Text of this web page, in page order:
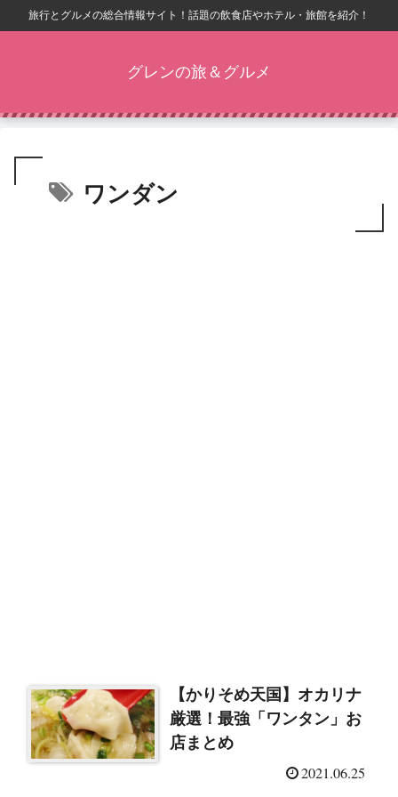
旅行とグルメの総合情報サイト！話題の飲食店やホテル・旅館を紹介！
グレンの旅＆グルメ
ワンダン
【かりそめ天国】オカリナ
厳選！最強「ワンタン」お
店まとめ
2021.06.25